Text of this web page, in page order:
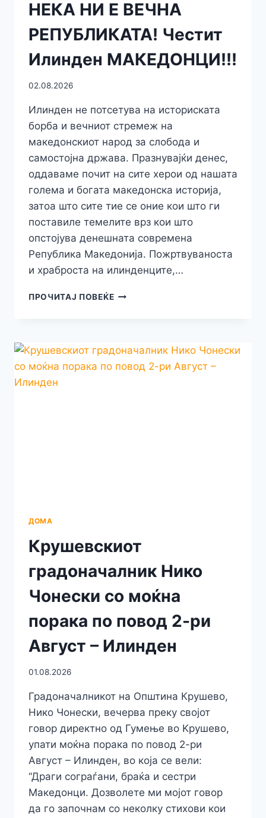
НЕКА НИ Е ВЕЧНА
РЕПУБЛИКАТА! Честит
Илинден МАКЕДОНЦИ!!!
02.08.2026
Илинден не потсетува на историската
борба и вечниот стремеж на
македонскиот народ за слобода и
самостојна држава. Празнувајќи денес,
оддаваме почит на сите херои од нашата
голема и богата македонска историја,
затоа што сите тие се оние кои што ги
поставиле темелите врз кои што
опстојува денешната современа
Република Македонија. Пожртвуваноста
и храброста на илинденците,…
ПРОЧИТАЈ ПОВЕЌЕНЕКА
ЧЕСТИТ
ИЛИНДЕН
ДОМА
Крушевскиот
градоначалник Нико
Чонески со моќна
порака по повод 2-ри
Август – Илинден
01.08.2026
Градоначалникот на Општина Крушево,
Нико Чонески, вечерва преку својот
говор директно од Гумење во Kрушево,
упати моќна порака по повод 2-ри
Август – Илинден, во која се вели:
“Драги сограѓани, браќа и сестри
Македонци. Дозволете ми мојот говор
да го започнам со неколку стихови кои